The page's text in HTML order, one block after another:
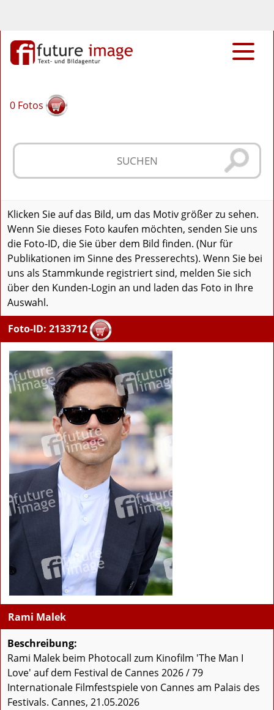
0 Fotos
Klicken Sie auf das Bild, um das Motiv größer zu sehen.
Wenn Sie dieses Foto kaufen möchten, senden Sie uns
die Foto-ID, die Sie über dem Bild finden. (Nur für
Publikationen im Sinne des Presserechts). Wenn Sie bei
uns als Stammkunde registriert sind, melden Sie sich
über den Kunden-Login an und laden das Foto in Ihre
Auswahl.
Foto-ID: 2133712
Rami Malek
Beschreibung:
Rami Malek beim Photocall zum Kinofilm 'The Man I
Love' auf dem Festival de Cannes 2026 / 79
Internationale Filmfestspiele von Cannes am Palais des
Festivals. Cannes, 21.05.2026